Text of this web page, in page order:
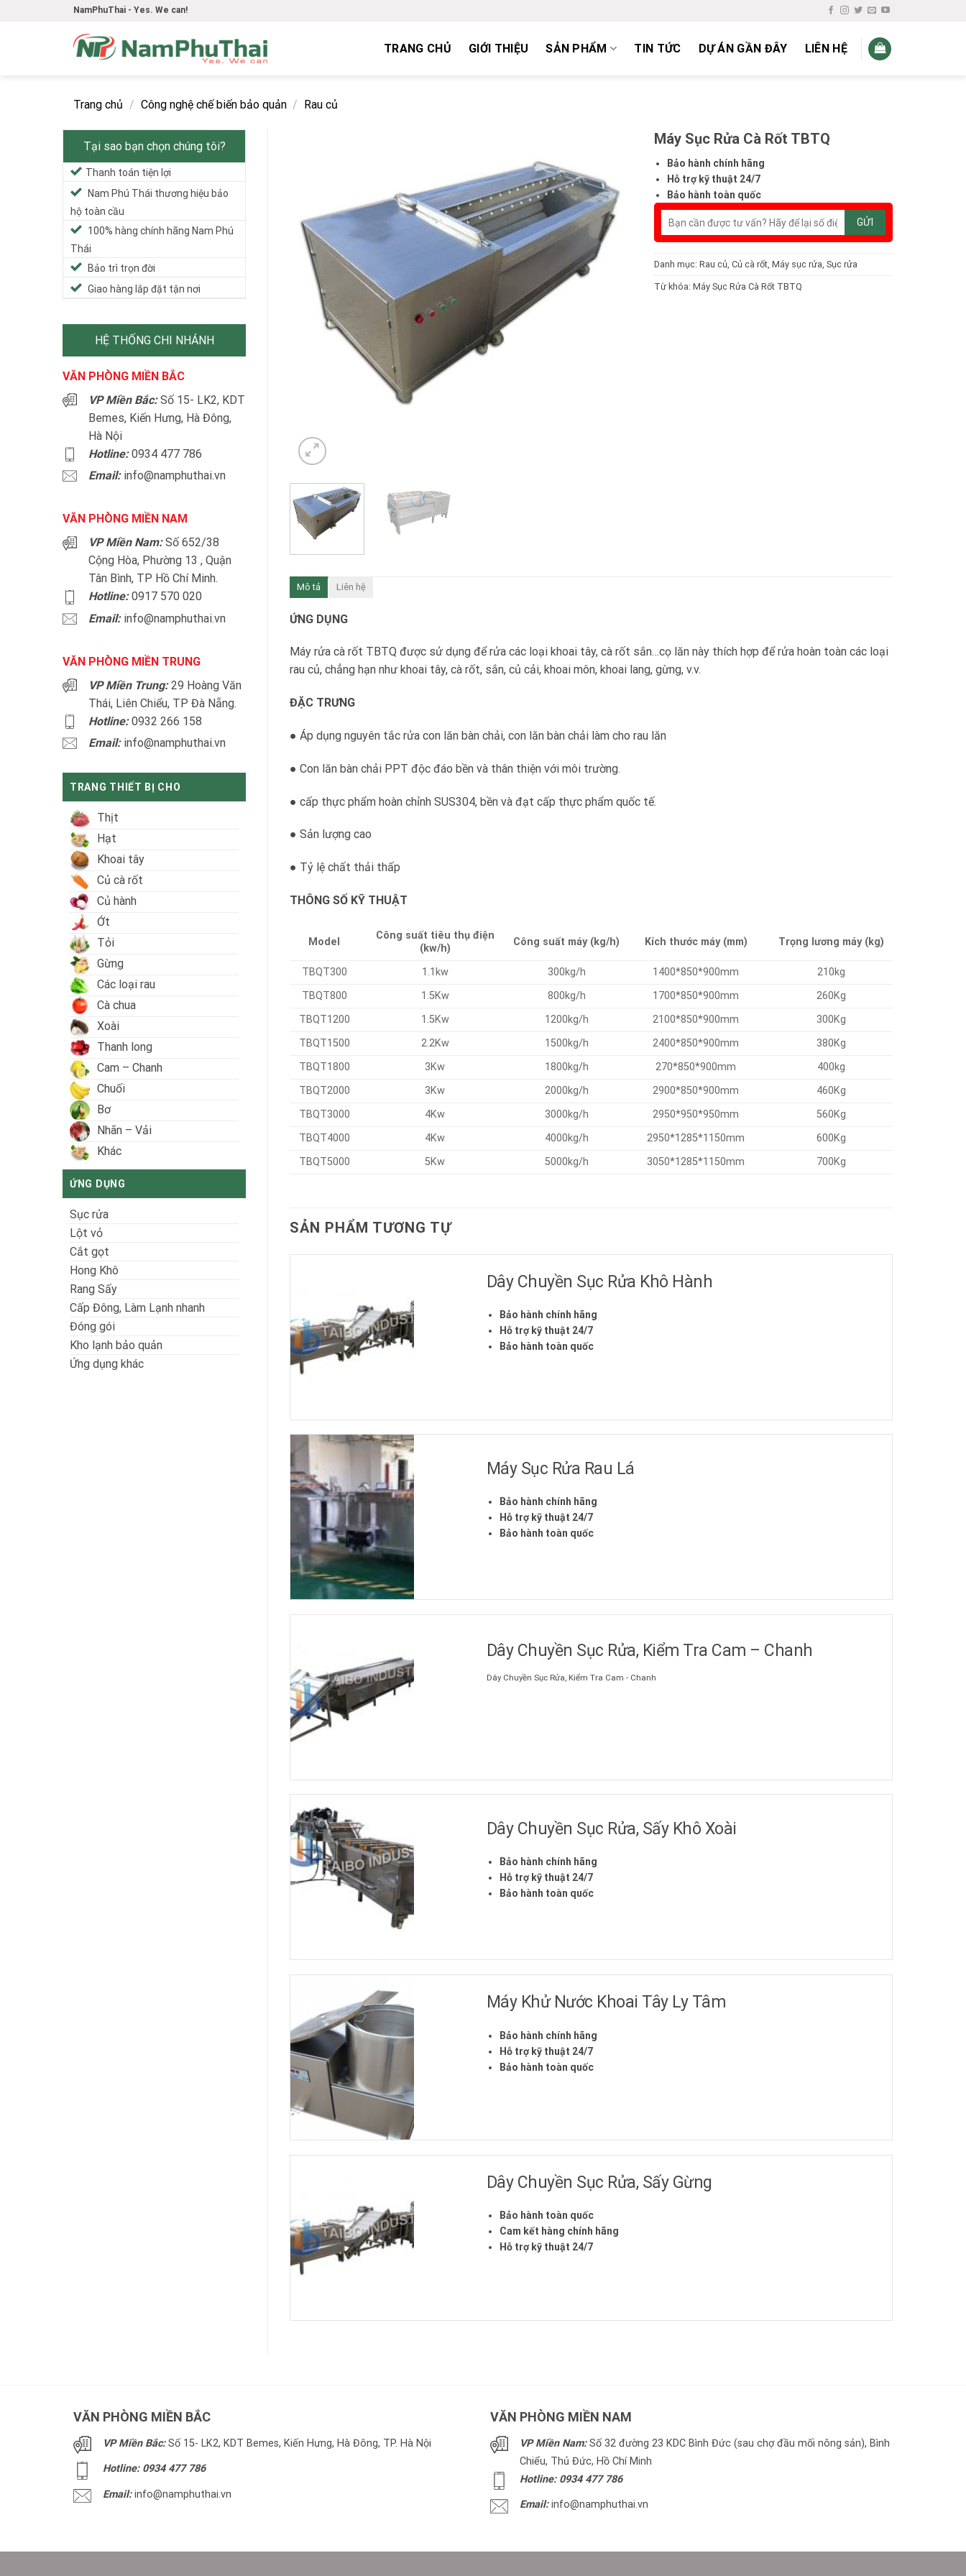
NamPhuThai - Yes. We can!
TRANG CHỦ GIỚI THIỆU SẢN PHẨM TIN TỨC DỰ ÁN GẦN ĐÂY LIÊN HỆ
Trang chủ / Công nghệ chế biến bảo quản / Rau củ
Tại sao bạn chọn chúng tôi?
Thanh toán tiện lợi
Nam Phú Thái thương hiệu bảo
hộ toàn cầu
100% hàng chính hãng Nam Phú
Thái
Bảo trì trọn đời
Giao hàng lắp đặt tận nơi
HỆ THỐNG CHI NHÁNH
VĂN PHÒNG MIỀN BẮC
VP Miền Bắc:Số 15- LK2, KDT
Bemes, Kiến Hưng, Hà Đông,
Hà Nội
Hotline:0934 477 786
Email: info@namphuthai.vn
VĂN PHÒNG MIỀN NAM
VP Miền Nam:Số 652/38
Cộng Hòa, Phường 13 , Quận
Tân Bình, TP Hồ Chí Minh.
Hotline:0917 570 020
Email: info@namphuthai.vn
VĂN PHÒNG MIỀN TRUNG
VP Miền Trung:29 Hoàng Văn
Thái, Liên Chiểu, TP Đà Nẵng.
Hotline:0932 266 158
Email: info@namphuthai.vn
TRANG THIẾT BỊ CHO
Thịt
Hạt
Khoai tây
Củ cà rốt
Củ hành
Ớt
Tỏi
Gừng
Các loại rau
Cà chua
Xoài
Thanh long
Cam – Chanh
Chuối
Bơ
Nhãn – Vải
Khác
ỨNG DỤNG
Sục rửa
Lột vỏ
Cắt gọt
Hong Khô
Rang Sấy
Cấp Đông, Làm Lạnh nhanh
Đóng gói
Kho lạnh bảo quản
Ứng dụng khác
Máy Sục Rửa Cà Rốt TBTQ
Bảo hành chính hãng
Hỗ trợ kỹ thuật 24/7
Bảo hành toàn quốc
Danh mục: Rau củ, Củ cà rốt, Máy sục rửa, Sục rửa
Từ khóa: Máy Sục Rửa Cà Rốt TBTQ
Mô tả Liên hệ
ỨNG DỤNG
Máy rửa cà rốt TBTQ được sử dụng để rửa các loại khoai tây, cà rốt sắn…cọ lăn này thích hợp để rửa hoàn toàn các loại
rau củ, chẳng hạn như khoai tây, cà rốt, sắn, củ cải, khoai môn, khoai lang, gừng, v.v.
ĐẶC TRƯNG
● Áp dụng nguyên tắc rửa con lăn bàn chải, con lăn bàn chải làm cho rau lăn
● Con lăn bàn chải PPT độc đáo bền và thân thiện với môi trường.
● cấp thực phẩm hoàn chỉnh SUS304, bền và đạt cấp thực phẩm quốc tế.
● Sản lượng cao
● Tỷ lệ chất thải thấp
THÔNG SỐ KỸ THUẬT
Model
Công suất tiêu thụ điện
(kw/h)
Công suất máy (kg/h) Kích thước máy (mm) Trọng lương máy (kg)
TBQT300 1.1kw 300kg/h 1400*850*900mm
210kg
TBQT800
1.5Kw 800kg/h 1700*850*900mm
260Kg
TBQT1200
1.5Kw 1200kg/h 2100*850*900mm
300Kg
TBQT1500
2.2Kw 1500kg/h 2400*850*900mm
380Kg
TBQT1800
3Kw 1800kg/h 270*850*900mm
400kg
TBQT2000
3Kw 2000kg/h 2900*850*900mm
460Kg
TBQT3000
4Kw 3000kg/h 2950*950*950mm
560Kg
TBQT4000
4Kw 4000kg/h 2950*1285*1150mm
600Kg
TBQT5000
5Kw 5000kg/h 3050*1285*1150mm 700Kg
SẢN PHẨM TƯƠNG TỰ
Dây Chuyền Sục Rửa Khô Hành
Bảo hành chính hãng
Hỗ trợ kỹ thuật 24/7
Bảo hành toàn quốc
Máy Sục Rửa Rau Lá
Bảo hành chính hãng
Hỗ trợ kỹ thuật 24/7
Bảo hành toàn quốc
Dây Chuyền Sục Rửa, Kiểm Tra Cam – Chanh
Dây Chuyền Sục Rửa, Kiểm Tra Cam - Chanh
Dây Chuyền Sục Rửa, Sấy Khô Xoài
Bảo hành chính hãng
Hỗ trợ kỹ thuật 24/7
Bảo hành toàn quốc
Máy Khử Nước Khoai Tây Ly Tâm
Bảo hành chính hãng
Hỗ trợ kỹ thuật 24/7
Bảo hành toàn quốc
Dây Chuyền Sục Rửa, Sấy Gừng
Bảo hành toàn quốc
Cam kết hàng chính hãng
Hỗ trợ kỹ thuật 24/7
VĂN PHÒNG MIỀN BẮC
VP Miền Bắc:Số 15- LK2, KDT Bemes, Kiến Hưng, Hà Đông, TP. Hà Nội
Hotline: 0934 477 786
Email:info@namphuthai.vn
VĂN PHÒNG MIỀN NAM
VP Miền Nam:Số 32 đường 23 KDC Bình Đức (sau chợ đầu mối nông sản), Bình
Chiểu, Thủ Đức, Hồ Chí Minh
Hotline: 0934 477 786
Email:info@namphuthai.vn